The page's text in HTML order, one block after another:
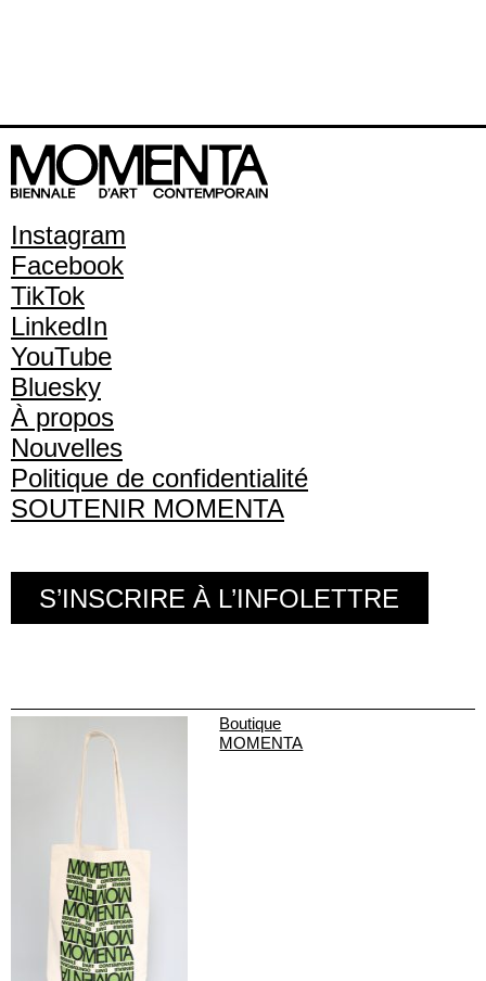
Instagram
Facebook
TikTok
LinkedIn
YouTube
Bluesky
À propos
Nouvelles
Politique de confidentialité
SOUTENIR MOMENTA
S’INSCRIRE À L’INFOLETTRE
Boutique
MOMENTA